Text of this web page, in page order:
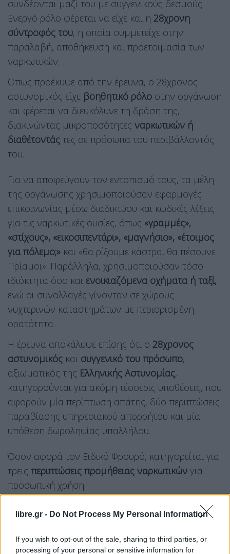
libre.gr - Do Not Process My Personal Information
If you wish to opt-out of the sale, sharing to third parties, or
processing of your personal or sensitive information for
συνδέονται μαζί του με συγγενικούς δεσμούς.
Ενεργό ρόλο φέρεται να είχε και η 28χρονη
σύντροφός του, η οποία συμμετείχε στην
παραλαβή, αποθήκευση και προετοιμασία των
ναρκωτικών.
Όπως προέκυψε από την έρευνα, ο 28χρονος
αστυνομικός είχε βοηθητικό ρόλο στην οργάνωση
και φέρεται να διευκόλυνε τη δράση της,
διακινώντας μικροποσότητες ναρκωτικών ή
διαθέτοντάς τες σε πρόσωπα του περιβάλλοντός
του.
Για να αποφεύγουν τον εντοπισμό τους, τα μέλη
της οργάνωσης χρησιμοποιούσαν εφαρμογές
επικοινωνίας μέσω διαδικτύου και κωδικές λέξεις
για τις ναρκωτικές ουσίες, όπως «γραμμές»,
«στίχους», «εικοσιπεντάρι», «μαγνήσιο», «έτοιμος
για πόλεμο;» και «θα ρίξουμε κάστρα, θα πέσουνε
Πρίαμοι». Παράλληλα, χρησιμοποιούσαν τόσο
ιδιόκτητα όσο και ενοικιαζόμενα οχήματα ή ταξί,
ενώ οι συναλλαγές γίνονταν σε χώρους
νυχτερινών καταστημάτων με περιορισμένη
ορατότητα.
Η έρευνα αποκάλυψε επίσης ότι ο 28χρονος
αστυνομικός και συγγενικό του πρόσωπο,
αξιωματικός της Ελληνικής Αστυνομίας,
κατηγορούνται για ακόμη τέσσερις υποθέσεις, που
αφορούν μία περίπτωση απάτης, δύο περιπτώσεις
παραβίασης υπηρεσιακού απορρήτου και μία
υπόθεση δωροληψίας υπαλλήλου.
Όσον αφορά τον Ειδικό Φρουρό, κατηγορείται για
τρεις περιπτώσεις προμήθειας ναρκωτικών για
προσωπική χρήση.
Η ανακοίνωση της υπηρεσίας
Εσωτερικών Υποθέσεων
«Από την Υπηρεσία ΕσωτερικώνΥποθέσεων